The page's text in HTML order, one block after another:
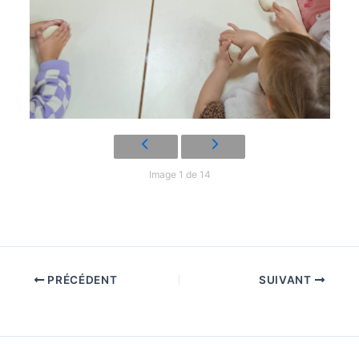
Image 1 de 14
PRÉCÉDENT SUIVANT